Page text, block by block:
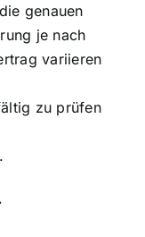
genauen
je nach
variieren
zu prüfen